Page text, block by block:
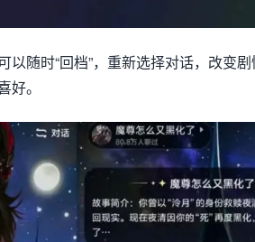
随时“回档”，重新选择对话，改变剧
。